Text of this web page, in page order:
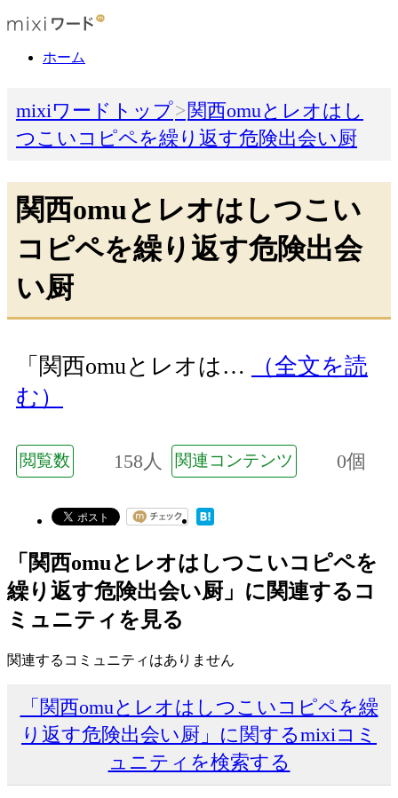
ホーム
mixiワードトップ
関西omuとレオはし
つこいコピペを繰り返す危険出会い厨
関西omuとレオはしつこい
コピペを繰り返す危険出会
い厨
「関西omuとレオは…
（全文を読
む）
閲覧数 158人 関連コンテンツ 0個
「関西omuとレオはしつこいコピペを
繰り返す危険出会い厨」に関連するコ
ミュニティを見る
関連するコミュニティはありません
「関西omuとレオはしつこいコピペを繰
り返す危険出会い厨」に関するmixiコミ
ュニティを検索する